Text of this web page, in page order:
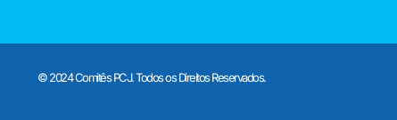
© 2024 Comitês PCJ. Todos os Direitos Reservados.